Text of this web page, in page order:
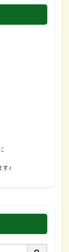
す♪